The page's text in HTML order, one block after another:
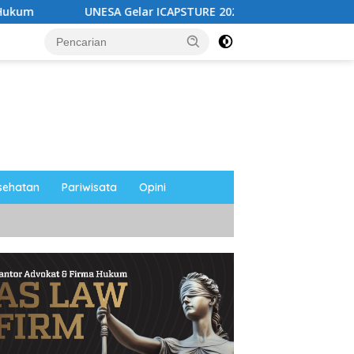
Gelar ICAPSTURE 2026 di Magetan, Dorong Inovasi untuk
Pariwisata Opini